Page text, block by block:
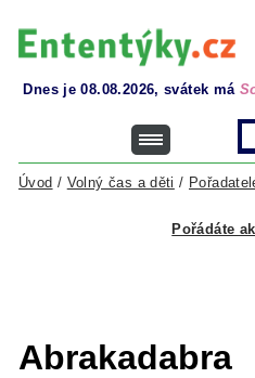
Dnes je 08.08.2026, svátek má
Úvod / Volný čas a děti /
Pořádáte
Abrakadabra